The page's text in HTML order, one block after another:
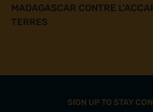
MADAGASCAR CONTRE
TERRES
SIGN UP TO STAY